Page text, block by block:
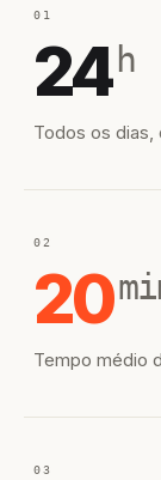
01
24 h
Todos os dias,
02
20
Tempo médio
03